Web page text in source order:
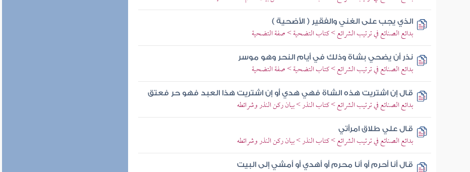
الذي يجب على الغني والفقير ( الأضحية )
بدائع الصنائع في ترتيب الشرائع > كتاب التضحية > صفة التضحية
نذر أن يضحي بشاة وذلك في أيام النحر وهو موسر
بدائع الصنائع في ترتيب الشرائع > كتاب التضحية > صفة التضحية
قال إن اشتريت هذه الشاة فهي هدي أو إن اشتريت هذا العبد فهو حر فعتق
بدائع الصنائع في ترتيب الشرائع > كتاب النذر > بيان ركن النذر وشرائطه
قال علي طلاق امرأتي
بدائع الصنائع في ترتيب الشرائع > كتاب النذر > بيان ركن النذر وشرائطه
قال أنا أحرم أو أنا محرم أو أهدي أو أمشي إلى البيت